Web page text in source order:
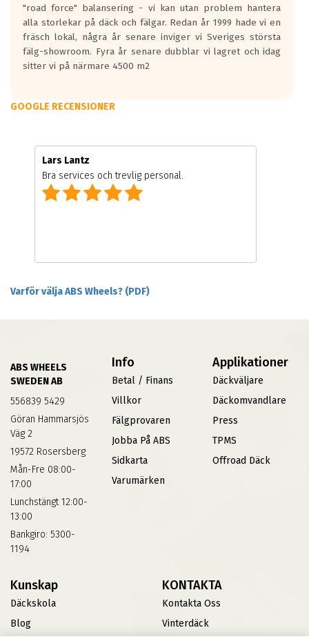
"road force" balansering - vi kan utan problem hantera
alla storlekar på däck och fälgar. Redan år 1999 hade vi en
fräsch lokal, några år senare inviger vi Sveriges största
fälg-showroom. Fyra år senare dubblar vi lagret och idag
sitter vi på närmare 4500 m2
GOOGLE RECENSIONER
Lars Lantz
Bra services och trevlig personal.
Varför välja ABS Wheels? (PDF)
ABS WHEELS
SWEDEN AB
556839 5429
Göran Hammarsjös
Väg 2
19572 Rosersberg
Mån-Fre 08:00-
17:00
Lunchstängt 12:00-
13:00
Bankgiro: 5300-
1194
Info
Betal / Finans
Villkor
Fälgprovaren
Jobba På ABS
Sidkarta
Varumärken
Applikationer
Däckväljare
Däckomvandlare
Press
TPMS
Offroad Däck
Kunskap
Däckskola
Blog
KONTAKTA
Kontakta Oss
Vinterdäck